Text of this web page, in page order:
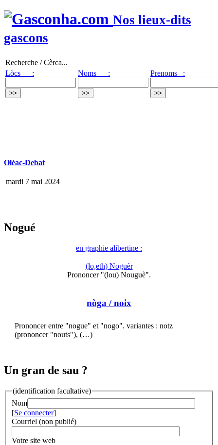
Nos lieux-dits
gascons
Recherche / Cèrca...
Lòcs :
Noms : Prenoms :
Oléac-Debat
mardi 7 mai 2024
Nogué
en graphie alibertine :
(lo,eth) Noguèr
Prononcer "(lou) Nouguè".
nòga / noix
Prononcer entre "nogue" et "nogo". variantes : notz
(prononcer "nouts"), (…)
Un gran de sau ?
(identification facultative)
Nom
[Se connecter]
Courriel (non publié)
Votre site web